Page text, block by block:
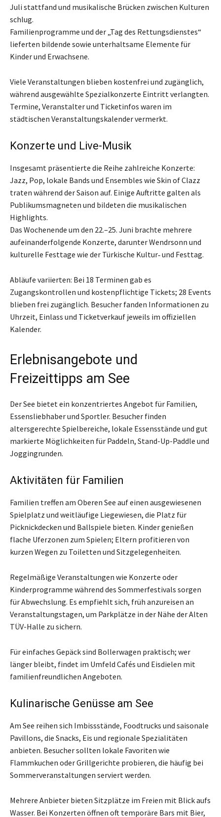
Juli stattfand und musikalische Brücken zwischen Kulturen
schlug.
Familienprogramme und der „Tag des Rettungsdienstes“
lieferten bildende sowie unterhaltsame Elemente für
Kinder und Erwachsene.
Viele Veranstaltungen blieben kostenfrei und zugänglich,
während ausgewählte Spezialkonzerte Eintritt verlangten.
Termine, Veranstalter und Ticketinfos waren im
städtischen Veranstaltungskalender vermerkt.
Konzerte und Live-Musik
Insgesamt präsentierte die Reihe zahlreiche Konzerte:
Jazz, Pop, lokale Bands und Ensembles wie Skin of Clazz
traten während der Saison auf. Einige Auftritte galten als
Publikumsmagneten und bildeten die musikalischen
Highlights.
Das Wochenende um den 22.–25. Juni brachte mehrere
aufeinanderfolgende Konzerte, darunter Wendrsonn und
kulturelle Festtage wie der Türkische Kultur‑ und Festtag.
Abläufe variierten: Bei 18 Terminen gab es
Zugangskontrollen und kostenpflichtige Tickets; 28 Events
blieben frei zugänglich. Besucher fanden Informationen zu
Uhrzeit, Einlass und Ticketverkauf jeweils im offiziellen
Kalender.
Erlebnisangebote und
Freizeittipps am See
Der See bietet ein konzentriertes Angebot für Familien,
Essensliebhaber und Sportler. Besucher finden
altersgerechte Spielbereiche, lokale Essensstände und gut
markierte Möglichkeiten für Paddeln, Stand-Up-Paddle und
Joggingrunden.
Aktivitäten für Familien
Familien treffen am Oberen See auf einen ausgewiesenen
Spielplatz und weitläufige Liegewiesen, die Platz für
Picknickdecken und Ballspiele bieten. Kinder genießen
flache Uferzonen zum Spielen; Eltern profitieren von
kurzen Wegen zu Toiletten und Sitzgelegenheiten.
Regelmäßige Veranstaltungen wie Konzerte oder
Kinderprogramme während des Sommerfestivals sorgen
für Abwechslung. Es empfiehlt sich, früh anzureisen an
Veranstaltungstagen, um Parkplätze in der Nähe der Alten
TÜV-Halle zu sichern.
Für einfaches Gepäck sind Bollerwagen praktisch; wer
länger bleibt, findet im Umfeld Cafés und Eisdielen mit
familienfreundlichen Angeboten.
Kulinarische Genüsse am See
Am See reihen sich Imbissstände, Foodtrucks und saisonale
Pavillons, die Snacks, Eis und regionale Spezialitäten
anbieten. Besucher sollten lokale Favoriten wie
Flammkuchen oder Grillgerichte probieren, die häufig bei
Sommerveranstaltungen serviert werden.
Mehrere Anbieter bieten Sitzplätze im Freien mit Blick aufs
Wasser. Bei Konzerten öffnen oft temporäre Bars mit Bier,